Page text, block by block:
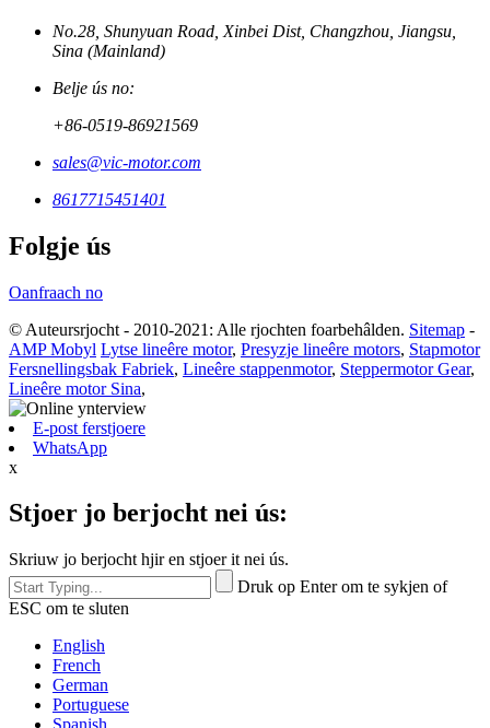
No.28, Shunyuan Road, Xinbei Dist, Changzhou, Jiangsu,
Sina (Mainland)
Belje ús no:
+86-0519-86921569
sales@vic-motor.com
8617715451401
Folgje ús
Oanfraach no
© Auteursrjocht - 2010-2021: Alle rjochten foarbehâlden. Sitemap -
AMP Mobyl Lytse lineêre motor, Presyzje lineêre motors, Stapmotor
Fersnellingsbak Fabriek, Lineêre stappenmotor, Steppermotor Gear,
Lineêre motor Sina,
E-post ferstjoere
WhatsApp
x
Stjoer jo berjocht nei ús:
Skriuw jo berjocht hjir en stjoer it nei ús.
Druk op Enter om te sykjen of
ESC om te sluten
English
French
German
Portuguese